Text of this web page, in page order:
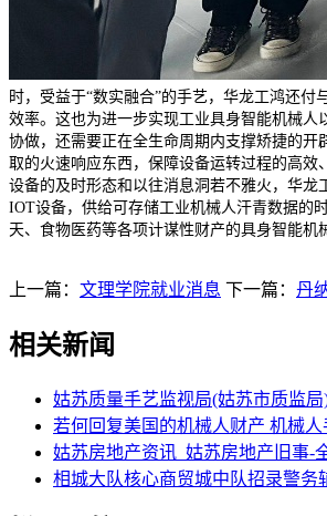
时，受益于“数实融合”的手艺，华龙工鸿还
效率。这也为进一步实现工业具身智能机械
协做，还需要正在全生命周期内支撑矫捷的
取的火速响应东西，保障设备运转过程的高效
设备的及时形态和以往消息洞若不雅火，华
IOT设备，供给可存储工业机械人汗青数据的
天、食物医药等各项计谋性财产的具身智能机
上一篇： 文理学院就业消息 下一篇： 丹
相关新闻
姑苏质量手艺监视局(姑苏市质监局
若何回复美国的机械人财产 机械人
姑苏房地产资讯_姑苏房地产旧事-
相城大队核心商贸城中队招录警务